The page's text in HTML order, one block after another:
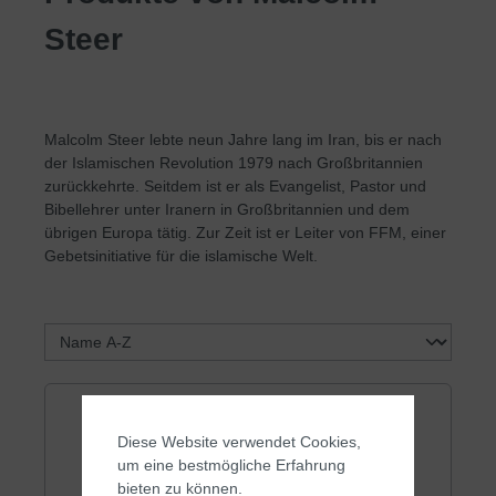
Steer
Malcolm Steer lebte neun Jahre lang im Iran, bis er nach
der Islamischen Revolution 1979 nach Großbritannien
zurückkehrte. Seitdem ist er als Evangelist, Pastor und
Bibellehrer unter Iranern in Großbritannien und dem
übrigen Europa tätig. Zur Zeit ist er Leiter von FFM, einer
Gebetsinitiative für die islamische Welt.
Diese Website verwendet Cookies,
um eine bestmögliche Erfahrung
bieten zu können.